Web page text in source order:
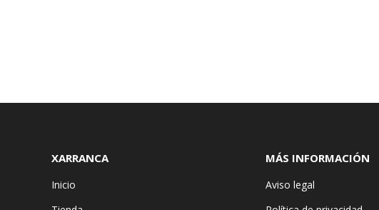
XARRANCA
Inicio
MÁS INFORMACIÓN
Aviso legal